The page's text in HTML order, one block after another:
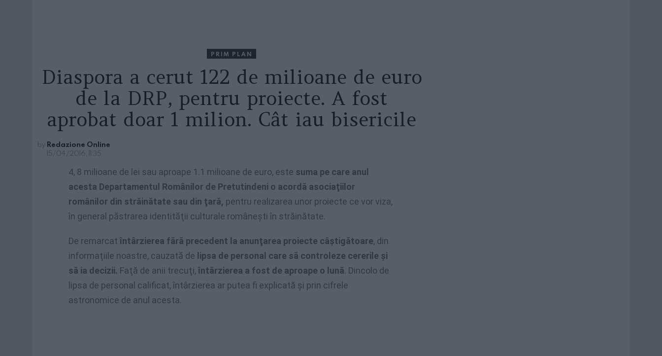
PRIM PLAN
Diaspora a cerut 122 de milioane de euro
de la DRP, pentru proiecte. A fost
aprobat doar 1 milion. Cât iau bisericile
by Redazione Online
15/04/2016, 11:35
4, 8 milioane de lei sau aproape 1.1 milioane de euro, este suma pe care anul
acesta Departamentul Românilor de Pretutindeni o acordă asociaţiilor
românilor din străinătate sau din ţară, pentru realizarea unor proiecte ce vor viza,
în general păstrarea identităţii culturale româneşti în străinătate.
De remarcat întârzierea fără precedent la anunţarea proiecte câştigătoare, din
informaţiile noastre, cauzată de lipsa de personal care să controleze cererile şi
să ia decizii. Faţă de anii trecuţi,întârzierea a fost de aproape o lună. Dincolo de
lipsa de personal calificat, întârzierea ar putea fi explicată şi prin cifrele
astronomice de anul acesta.